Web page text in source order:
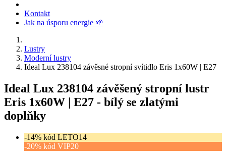
Kontakt
Jak na úsporu energie 🌱
Lustry
Moderní lustry
Ideal Lux 238104 závěsné stropní svítidlo Eris 1x60W | E27
Ideal Lux 238104 závěšený stropní lustr
Eris 1x60W | E27 - bílý se zlatými
doplňky
-14% kód LETO14
-20% kód VIP20